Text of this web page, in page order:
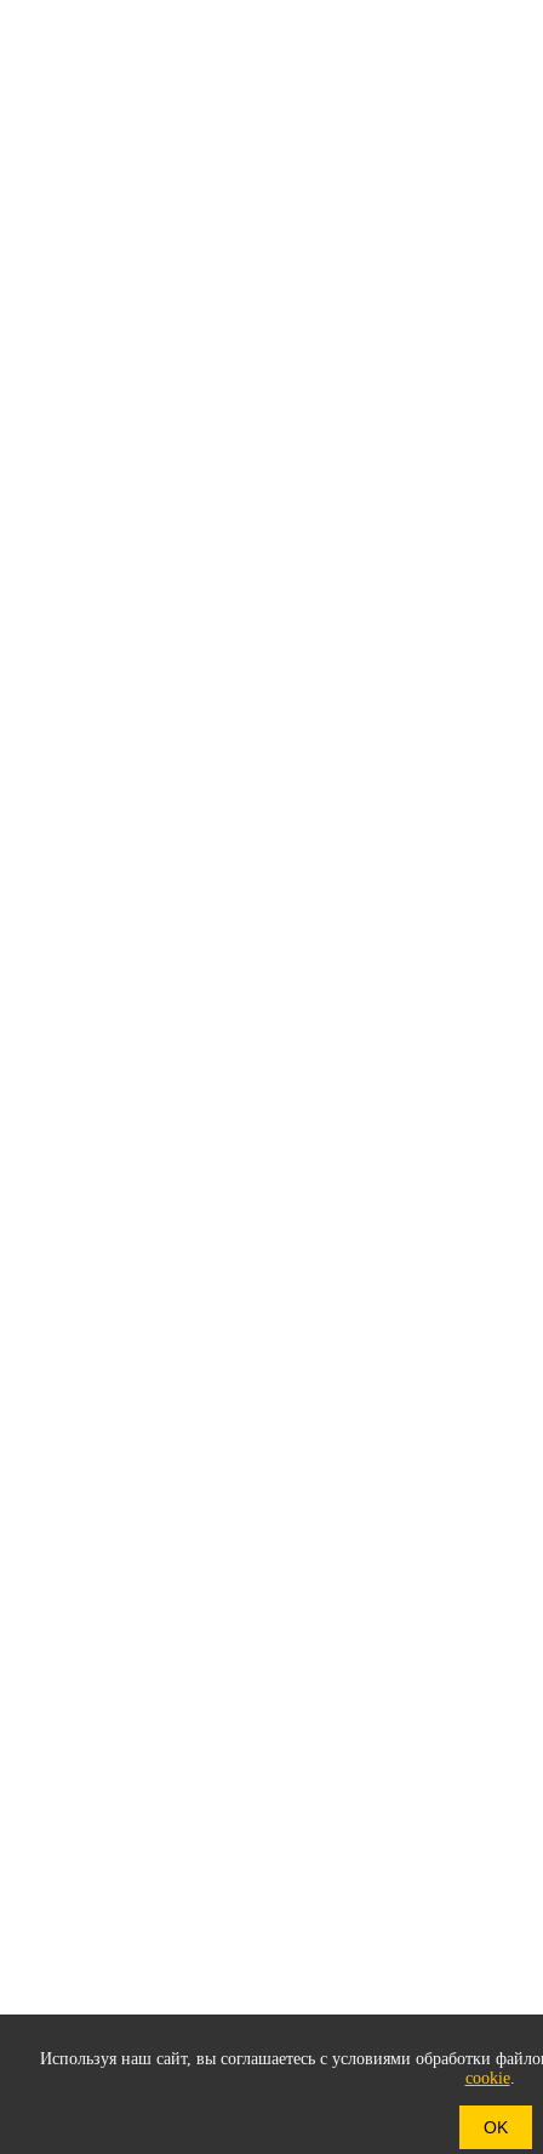
Используя наш сайт, вы соглашаетесь с условиями обработки
cookie.
OK